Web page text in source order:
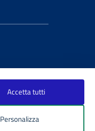
Accetta tutti
Personalizza